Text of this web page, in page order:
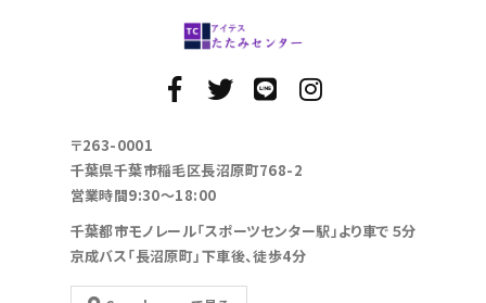
〒263-0001
千葉県千葉市稲毛区長沼原町768-2
営業時間9:30～18:00
千葉都市モノレール「スポーツセンター駅」より車で５分
京成バス「長沼原町」下車後、徒歩4分